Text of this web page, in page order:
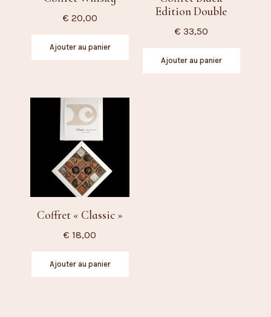
€ 20,00
Ajouter au panier
Edition Double
€ 33,50
Ajouter au panier
Coffret « Classic »
€ 18,00
Ajouter au panier